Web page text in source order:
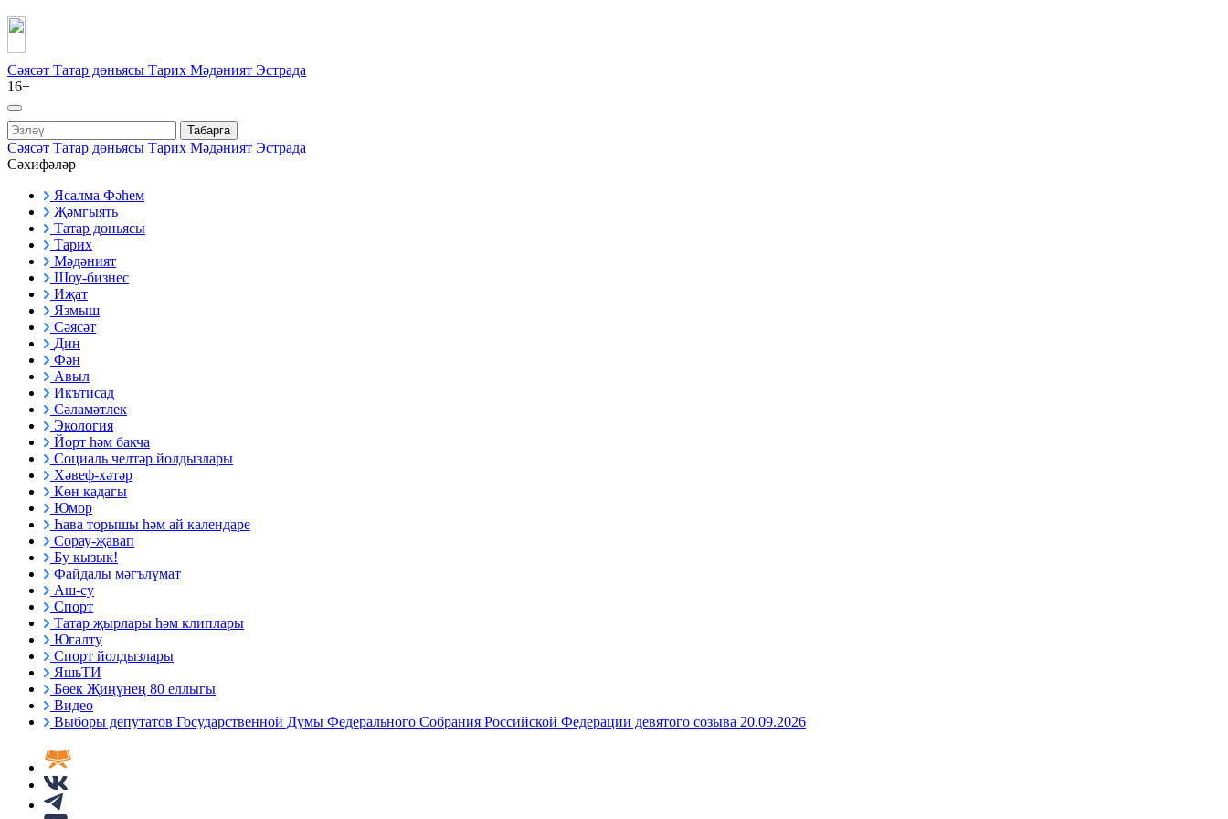
Сәясәт Татар дөньясы Тарих Мәдәният Эстрада
16+
Табарга
Сәясәт Татар дөньясы Тарих Мәдәният Эстрада
Сәхифәләр
Ясалма Фәһем
Җәмгыять
Татар дөньясы
Тарих
Мәдәният
Шоу-бизнес
Иҗат
Язмыш
Сәясәт
Дин
Фән
Авыл
Икътисад
Сәламәтлек
Экология
Йорт һәм бакча
Социаль челтәр йолдызлары
Хәвеф-хәтәр
Көн кадагы
Юмор
Һава торышы һәм ай календаре
Сорау-җавап
Бу кызык!
Файдалы мәгълүмат
Аш-су
Спорт
Татар җырлары һәм клиплары
Югалту
Спорт йолдызлары
ЯшьТИ
Бөек Җиңүнең 80 еллыгы
Видео
Выборы депутатов Государственной Думы Федерального Собрания Российской Федерации девятого созыва 20.09.2026